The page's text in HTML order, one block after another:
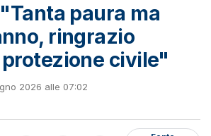
paura ma
ringrazio
civile"
2026 alle 07:02